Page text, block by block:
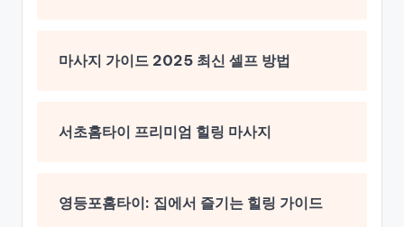
마사지 가이드 2025 최신 셀프 방법
서초홈타이 프리미엄 힐링 마사지
영등포홈타이: 집에서 즐기는 힐링 가이드